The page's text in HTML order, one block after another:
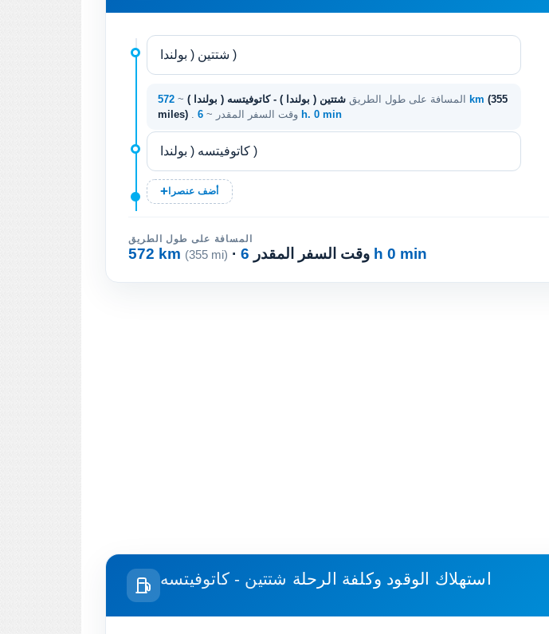
المسافة على طول الطريق شتتين ( بولندا ) - كاتوفيتسه ( بولندا ) ~ 572 km (355
miles)
. وقت السفر المقدر ~ 6 h. 0 min
أضف عنصرا
المسافة على طول الطريق
572 km (355 mi) · وقت السفر المقدر 6 h 0 min
استهلاك الوقود وكلفة الرحلة شتتين - كاتوفيتسه